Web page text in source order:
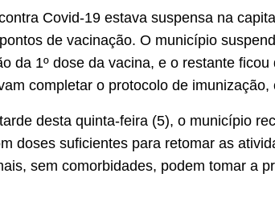
Covid-19 estava suspensa na
de vacinação. O município
da 1º dose da vacina, e o restante
completar o protocolo de imunização,
desta quinta-feira (5), o município
doses suficientes para retomar as
sem comorbidades, podem tomar a